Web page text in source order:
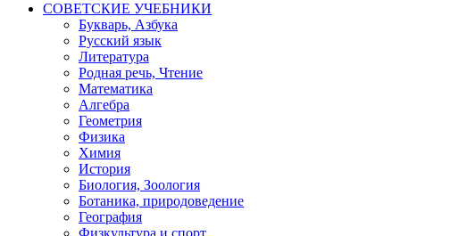
СОВЕТСКИЕ УЧЕБНИКИ
Букварь, Азбука
Русский язык
Литература
Родная речь, Чтение
Математика
Алгебра
Геометрия
Физика
Химия
История
Биология, Зоология
Ботаника, природоведение
География
Физкультура и спорт